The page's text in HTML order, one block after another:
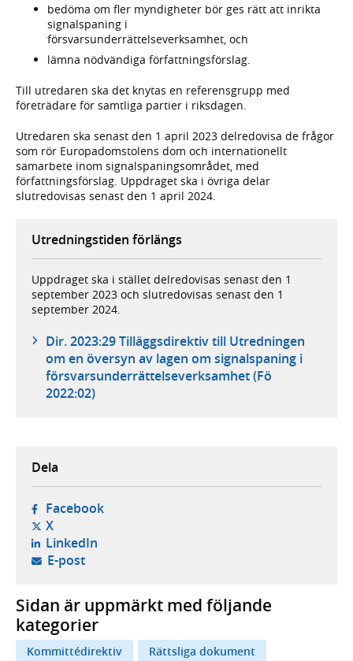
bedöma om fler myndigheter bör ges rätt att inrikta
signalspaning i
försvarsunderrättelseverksamhet, och
lämna nödvändiga författningsförslag.
Till utredaren ska det knytas en referensgrupp med
företrädare för samtliga partier i riksdagen.
Utredaren ska senast den 1 april 2023 delredovisa de frågor
som rör Europadomstolens dom och internationellt
samarbete inom signalspaningsområdet, med
författningsförslag. Uppdraget ska i övriga delar
slutredovisas senast den 1 april 2024.
Utredningstiden förlängs
Uppdraget ska i stället delredovisas senast den 1
september 2023 och slutredovisas senast den 1
september 2024.
Dir. 2023:29 Tilläggsdirektiv till Utredningen
om en översyn av lagen om signalspaning i
försvarsunderrättelseverksamhet (Fö
2022:02)
Dela
Facebook- öppnas i ny flik, extern webbplats,
X- öppnas i ny flik, extern webbplats,
LinkedIn- öppnas i ny flik, extern webbplats,
E-post- öppnar din e-postklient,
Sidan är uppmärkt med följande
kategorier
Kommittédirektiv
Rättsliga dokument